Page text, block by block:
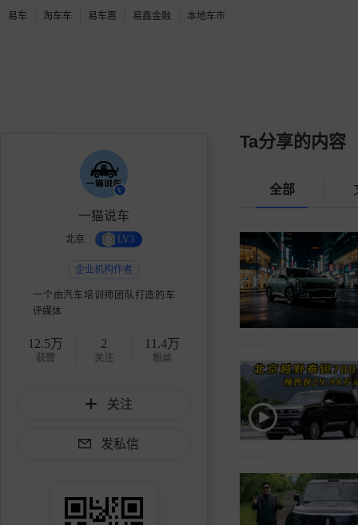
易车 淘车车 易车惠 易鑫金融 本地车市
一猫说车
北京 LV3
企业机构作者
一个由汽车培训师团队打造的车
评媒体
12.5万
获赞
2
关注
11.4万
粉丝
关注
发私信
Ta分享的内容
全部